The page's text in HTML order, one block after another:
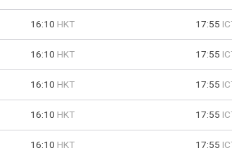
16:10 HKT 17:55
16:10 HKT 17:55
16:10 HKT 17:55
16:10 HKT 17:55
16:10 HKT 17:55